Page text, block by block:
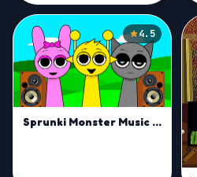
4.5
Sprunki Monster Music Beats